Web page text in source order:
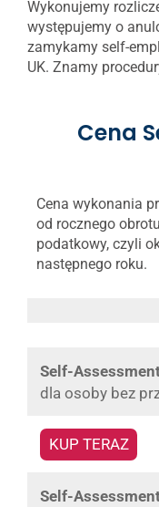
Wykonujemy
występujemy o
zamykamy self-
UK. Znamy
Cena
Cena wykonania
od rocznego
podatkowy, czyli
następnego roku.
Self-
dla osoby bez
KUP TERAZ
Self-